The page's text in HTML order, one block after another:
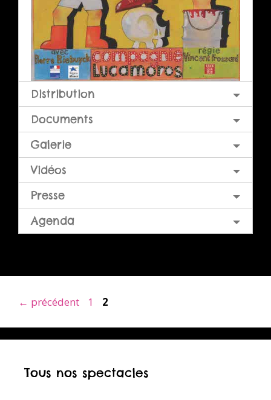
Distribution
Documents
Galerie
Vidéos
Presse
Agenda
← précédent Page
1 Page
2
Tous nos spectacles